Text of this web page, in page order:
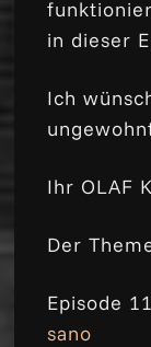
in dieser
Ich
Ihr OLAF
Der
Episode
sano